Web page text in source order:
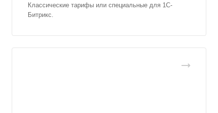
Классические тарифы или специальные для 1С-
Битрикс.